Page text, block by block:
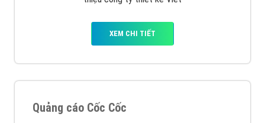
XEM CHI TIẾT
Quảng cáo Cốc Cốc